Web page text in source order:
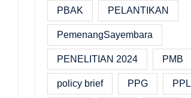
PBAK PELANTIKAN
PemenangSayembara
PENELITIAN 2024 PMB
policy brief PPG PPL